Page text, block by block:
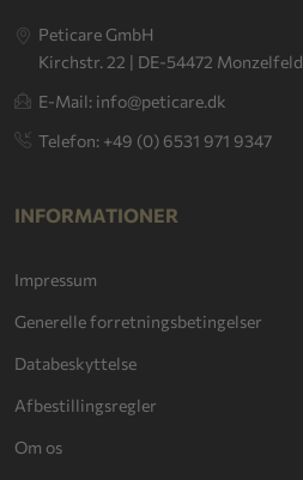
Peticare GmbH
Kirchstr. 22 | DE-54472 Monzelfeld
E-Mail: info@peticare.dk
Telefon: +49 (0) 6531 971 9347
INFORMATIONER
Impressum
Generelle forretningsbetingelser
Databeskyttelse
Afbestillingsregler
Om os